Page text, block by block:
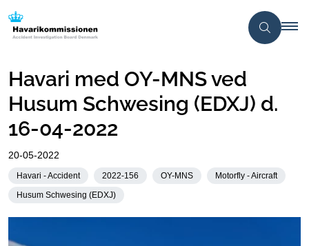
Havari med OY-MNS ved
Husum Schwesing (EDXJ) d.
16-04-2022
20-05-2022
Havari - Accident 2022-156 OY-MNS
Motorfly - Aircraft
Husum Schwesing (EDXJ)